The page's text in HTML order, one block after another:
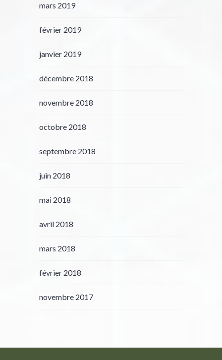
mars 2019
février 2019
janvier 2019
décembre 2018
novembre 2018
octobre 2018
septembre 2018
juin 2018
mai 2018
avril 2018
mars 2018
février 2018
novembre 2017